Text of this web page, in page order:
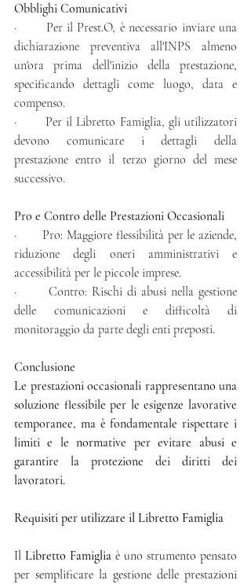
Obblighi Comunicativi
·       Per il Prest.O, è necessario inviare una
dichiarazione preventiva all'INPS almeno
un'ora prima dell'inizio della prestazione,
specificando dettagli come luogo, data e
compenso.
·       Per il Libretto Famiglia, gli utilizzatori
devono comunicare i dettagli della
prestazione entro il terzo giorno del mese
successivo.
Pro e Contro delle Prestazioni Occasionali
·       Pro: Maggiore flessibilità per le aziende,
riduzione degli oneri amministrativi e
accessibilità per le piccole imprese.
·       Contro: Rischi di abusi nella gestione
delle comunicazioni e difficoltà di
monitoraggio da parte degli enti preposti.
Conclusione
Le prestazioni occasionali rappresentano una
soluzione flessibile per le esigenze lavorative
temporanee, ma è fondamentale rispettare i
limiti e le normative per evitare abusi e
garantire la protezione dei diritti dei
lavoratori.
Requisiti per utilizzare il Libretto Famiglia
Il Libretto Famiglia è uno strumento pensato
per semplificare la gestione delle prestazioni